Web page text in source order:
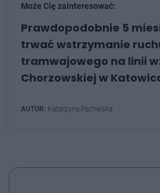
Może Cię zainteresować:
Prawdopodobnie 5
trwać wstrzymanie
tramwajowego na linii
Chorzowskiej w
AUTOR: Katarzyna Pachelska